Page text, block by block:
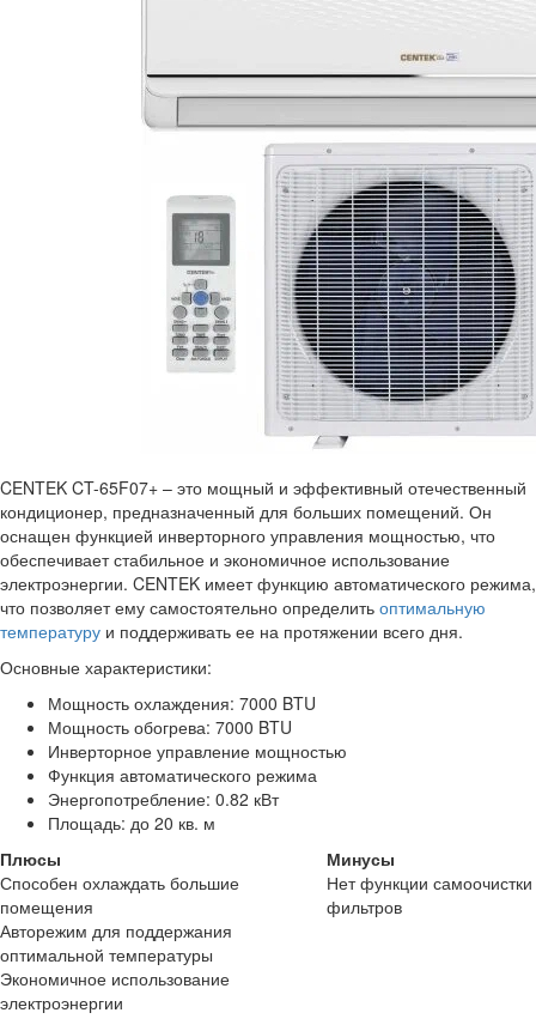
CENTEK CT-65F07+ – это мощный и эффективный отечественный
кондиционер, предназначенный для больших помещений. Он
оснащен функцией инверторного управления мощностью, что
обеспечивает стабильное и экономичное использование
электроэнергии. CENTEK имеет функцию автоматического режима,
что позволяет ему самостоятельно определить оптимальную
температуру и поддерживать ее на протяжении всего дня.
Основные характеристики:
Мощность охлаждения: 7000 BTU
Мощность обогрева: 7000 BTU
Инверторное управление мощностью
Функция автоматического режима
Энергопотребление: 0.82 кВт
Площадь: до 20 кв. м
Плюсы
Минусы
Способен охлаждать большие
помещения
Нет функции самоочистки
фильтров
Авторежим для поддержания
оптимальной температуры
Экономичное использование
электроэнергии